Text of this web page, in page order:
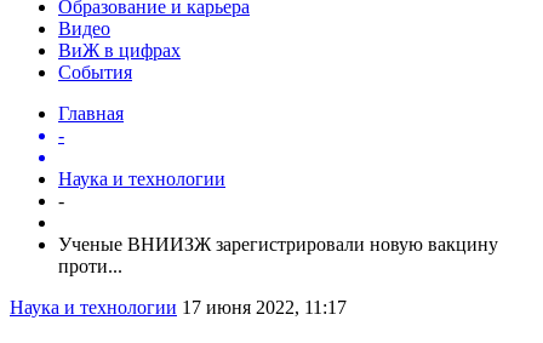
Образование и карьера
Видео
ВиЖ в цифрах
События
Главная
-
Наука и технологии
-
Ученые ВНИИЗЖ зарегистрировали новую вакцину
проти...
Наука и технологии 17 июня 2022, 11:17